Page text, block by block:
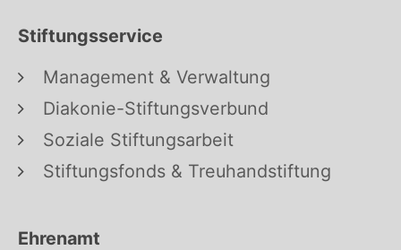
Stiftungsservice
Management & Verwaltung
Diakonie-Stiftungsverbund
Soziale Stiftungsarbeit
Stiftungsfonds & Treuhandstiftung
Ehrenamt